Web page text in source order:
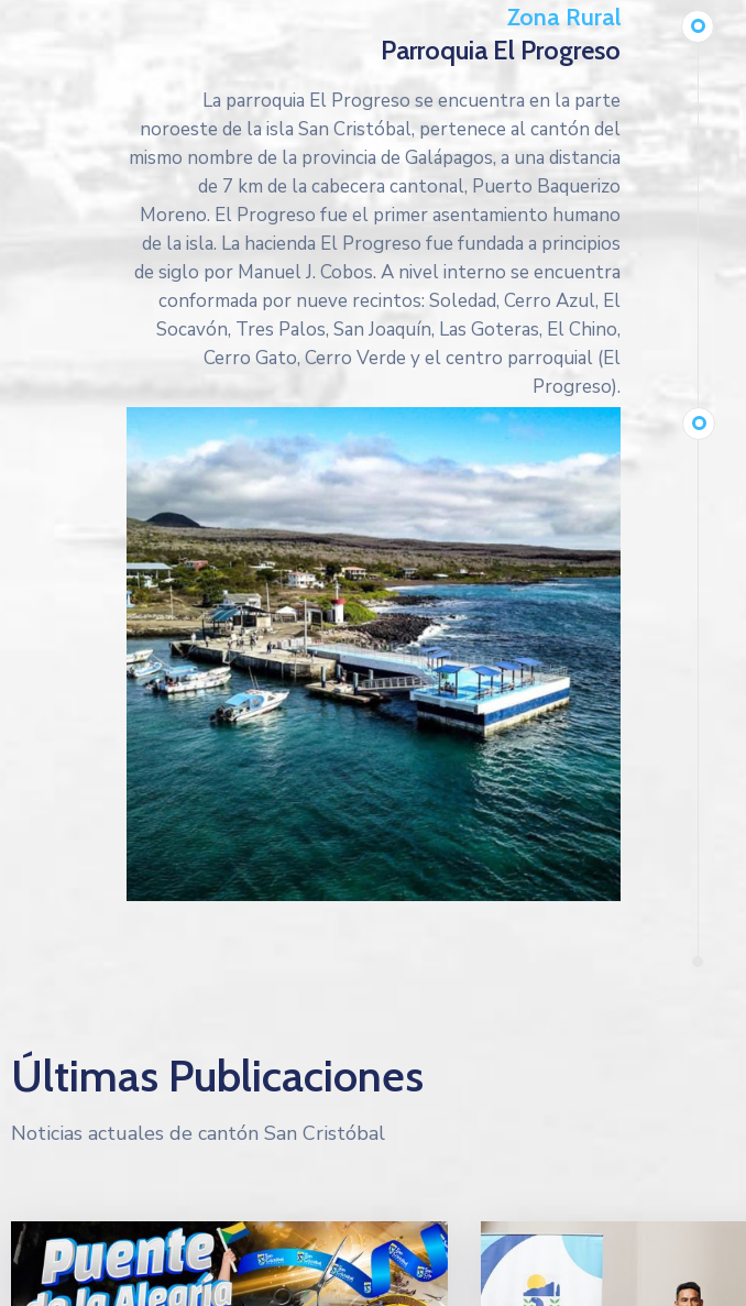
Zona Rural
Parroquia El Progreso
La parroquia El Progreso se encuentra en la parte
noroeste de la isla San Cristóbal, pertenece al cantón del
mismo nombre de la provincia de Galápagos, a una distancia
de 7 km de la cabecera cantonal, Puerto Baquerizo
Moreno. El Progreso fue el primer asentamiento humano
de la isla. La hacienda El Progreso fue fundada a principios
de siglo por Manuel J. Cobos. A nivel interno se encuentra
conformada por nueve recintos: Soledad, Cerro Azul, El
Socavón, Tres Palos, San Joaquín, Las Goteras, El Chino,
Cerro Gato, Cerro Verde y el centro parroquial (El
Progreso).
Últimas Publicaciones
Noticias actuales de cantón San Cristóbal